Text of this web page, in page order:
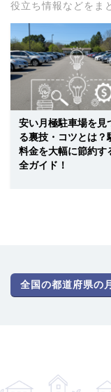
役立ち情報などをま
安い月極駐車場を見
る裏技・コツとは？
料金を大幅に節約す
全ガイド！
全国の都道府県の